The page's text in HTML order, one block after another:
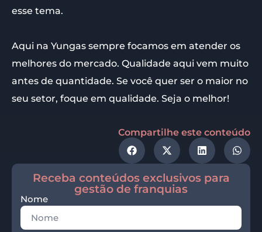
esse tema.
Aqui na Yungas sempre focamos em atender os
melhores do mercado. Qualidade aqui vem muito
antes de quantidade. Se você quer ser o maior no
seu setor, foque em qualidade. Seja o melhor!
Compartilhe este conteúdo
Receba conteúdos exclusivos para
gestão de franquias
Nome